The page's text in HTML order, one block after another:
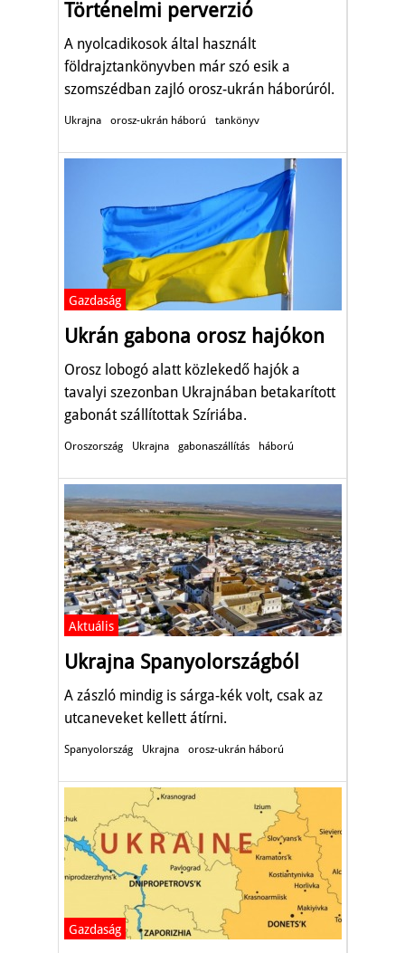
Történelmi perverzió
A nyolcadikosok által használt
földrajztankönyvben már szó esik a
szomszédban zajló orosz-ukrán háborúról.
Ukrajna orosz-ukrán háború tankönyv
Gazdaság
Ukrán gabona orosz hajókon
Orosz lobogó alatt közlekedő hajók a
tavalyi szezonban Ukrajnában betakarított
gabonát szállítottak Szíriába.
Oroszország Ukrajna gabonaszállítás háború
Aktuális
Ukrajna Spanyolországból
A zászló mindig is sárga-kék volt, csak az
utcaneveket kellett átírni.
Spanyolország Ukrajna orosz-ukrán háború
Gazdaság